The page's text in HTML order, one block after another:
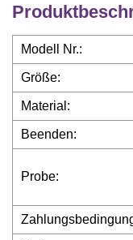
Modell Nr.:
Größe:
Material:
Beenden:
Probe: